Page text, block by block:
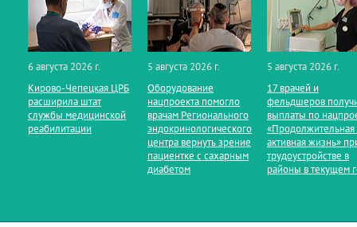
6 августа 2026 г.
Кирово‑Чепецкая ЦРБ
расширила штат
службы медицинской
реабилитации
5 августа 2026 г.
Оборудование
нацпроекта помогло
врачам Регионального
эндокринологического
центра вернуть зрение
пациентке с сахарным
диабетом
5 августа 2026 г.
17 врачей и
фельдшеров
выплаты по
«Продолжительная
активная жизнь»
трудоустройстве в
районы в текущем